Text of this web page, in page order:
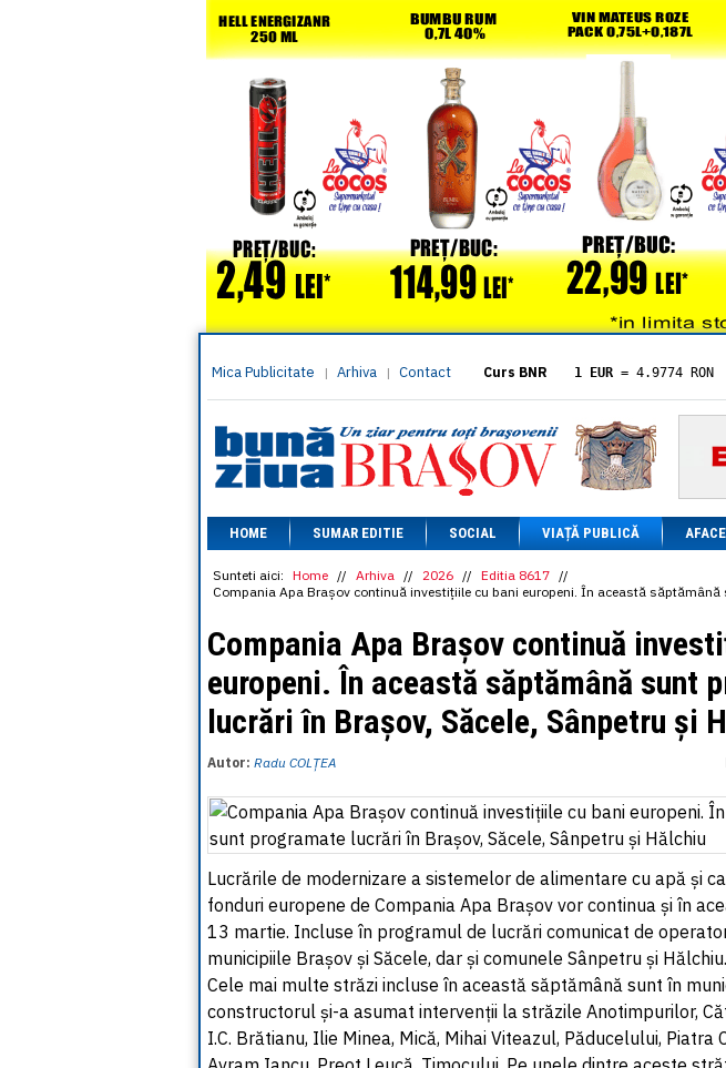
Mica Publicitate | Arhiva | Contact Curs BNR 1 EUR = 4.9774 RON
= 5.8304 RON
1 XAU= 464.4611 RON
1 AED= 1.1933 RON
1 AUD= 2.7957 RON
1 BGN= 2.5449 RON
1 CAD= 3.1559 RON
1 CHF= 5.2813 RON
1 CZK= 0.1993 RON
1 EGP = 0.0860 RON
1 HUF= 1.2223 RON
1 INR
= 0.0513 RON
1 JPY= 3.0556 RON
1 KRW = 0.3047 RON
1 MDL= 0.2538 RON
1 PLN= 1.1646 RON
1 RSD= 0.0425 RON
1 RUB= 0.0530 RON
1 SEK= 0.4526 RON
= 0.1141 RON
1 UAH= 0.1048 RON
1 XDR= 5.9383 RON
1 ZAR= 0.2318 RON
HOME SUMAR EDITIE SOCIAL VIAȚĂ PUBLICĂ
Sunteti aici: Home // Arhiva // 2026 // Editia 8617 //
Compania Apa Brașov continuă investițiile cu bani europeni. În această
Compania Apa Brașov continuă
europeni. În această săptămână sunt
lucrări în Brașov, Săcele, Sânpetru și
Autor: Radu COLȚEA
Lucrările de modernizare a sistemelor de alimentare cu apă și
fonduri europene de Compania Apa Brașov vor continua și în
13 martie. Incluse în programul de lucrări comunicat de
municipiile Brașov și Săcele, dar și comunele Sânpetru și Hălchiu.
Cele mai multe străzi incluse în această săptămână sunt în
constructorul și-a asumat intervenții la străzile Anotimpurilor,
I.C. Brătianu, Ilie Minea, Mică, Mihai Viteazul, Păducelului, Piatra